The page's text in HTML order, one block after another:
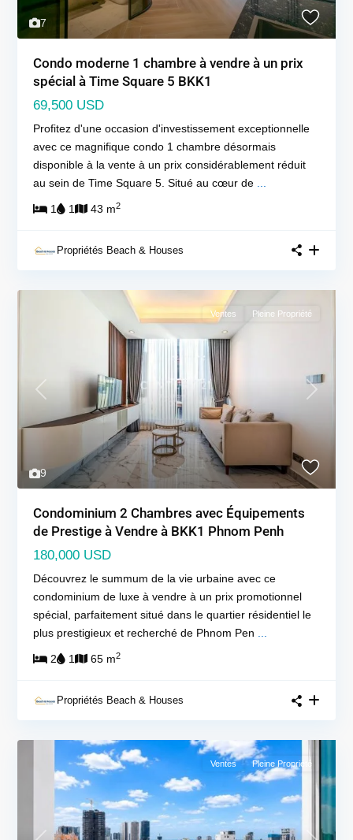
7
Condo moderne 1 chambre à vendre à un prix
spécial à Time Square 5 BKK1
69,500 USD
Profitez d'une occasion d'investissement exceptionnelle
avec ce magnifique condo 1 chambre désormais
disponible à la vente à un prix considérablement réduit
au sein de Time Square 5. Situé au cœur de
1 1 43 m2
Propriétés Beach & Houses
9
Previous Next
Ventes Pleine Propriété
Condominium 2 Chambres avec Équipements
de Prestige à Vendre à BKK1 Phnom Penh
180,000 USD
Découvrez le summum de la vie urbaine avec ce
condominium de luxe à vendre à un prix promotionnel
spécial, parfaitement situé dans le quartier résidentiel le
plus prestigieux et recherché de Phnom Pen ...
2 1 65 m2
Propriétés Beach & Houses
Ventes Pleine Propriété